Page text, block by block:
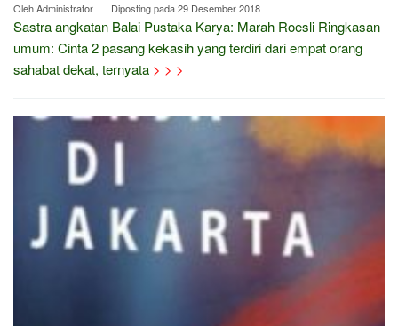
OlehAdministrator Diposting pada29 Desember 2018
Sastra angkatan Balai Pustaka Karya: Marah Roesli Ringkasan
umum: Cinta 2 pasang kekasih yang terdiri dari empat orang
sahabat dekat, ternyata > > >